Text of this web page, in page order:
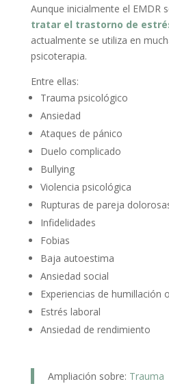
Aunque inicialmente el EMDR
tratar el trastorno de
actualmente se utiliza en
psicoterapia.
Entre ellas:
Trauma psicológico
Ansiedad
Ataques de pánico
Duelo complicado
Bullying
Violencia psicológica
Rupturas de pareja
Infidelidades
Fobias
Baja autoestima
Ansiedad social
Experiencias de humillación
Estrés laboral
Ansiedad de rendimiento
Ampliación sobre: Trauma